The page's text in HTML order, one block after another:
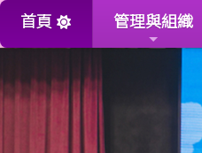
首頁 管理與組織